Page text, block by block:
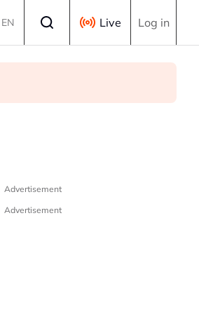
EN Live Log in
Advertisement
Advertisement